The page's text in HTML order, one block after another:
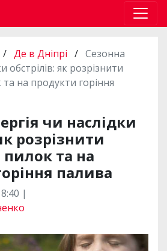
/ Де в Дніпрі / Сезонна
обстрілів: як розрізнити
на продукти горіння
чи наслідки
розрізнити
пилок та на
палива
|